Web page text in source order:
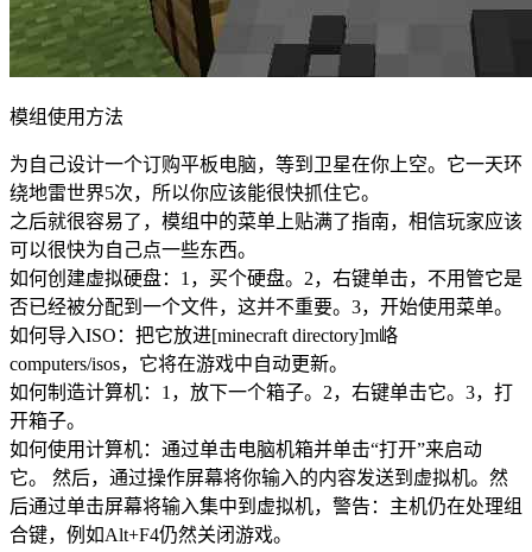
模组使用方法
为自己设计一个订购平板电脑，等到卫星在你上空。它一天环
绕地雷世界5次，所以你应该能很快抓住它。
之后就很容易了，模组中的菜单上贴满了指南，相信玩家应该
可以很快为自己点一些东西。
如何创建虚拟硬盘：1，买个硬盘。2，右键单击，不用管它是
否已经被分配到一个文件，这并不重要。3，开始使用菜单。
如何导入ISO：把它放进[minecraft directory]m峈
computers/isos，它将在游戏中自动更新。
如何制造计算机：1，放下一个箱子。2，右键单击它。3，打
开箱子。
如何使用计算机：通过单击电脑机箱并单击“打开”来启动
它。 然后，通过操作屏幕将你输入的内容发送到虚拟机。然
后通过单击屏幕将输入集中到虚拟机，警告：主机仍在处理组
合键，例如Alt+F4仍然关闭游戏。